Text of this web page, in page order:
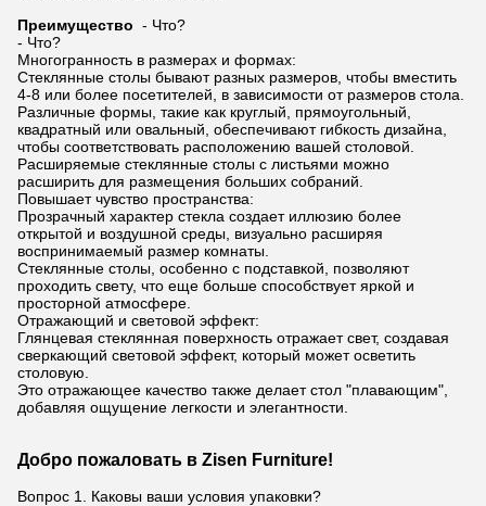
Преимущество - Что?
- Что?
Многогранность в размерах и формах:
Стеклянные столы бывают разных размеров, чтобы вместить
4-8 или более посетителей, в зависимости от размеров стола.
Различные формы, такие как круглый, прямоугольный,
квадратный или овальный, обеспечивают гибкость дизайна,
чтобы соответствовать расположению вашей столовой.
Расширяемые стеклянные столы с листьями можно
расширить для размещения больших собраний.
Повышает чувство пространства:
Прозрачный характер стекла создает иллюзию более
открытой и воздушной среды, визуально расширяя
воспринимаемый размер комнаты.
Стеклянные столы, особенно с подставкой, позволяют
проходить свету, что еще больше способствует яркой и
просторной атмосфере.
Отражающий и световой эффект:
Глянцевая стеклянная поверхность отражает свет, создавая
сверкающий световой эффект, который может осветить
столовую.
Это отражающее качество также делает стол "плавающим",
добавляя ощущение легкости и элегантности.
Добро пожаловать в Zisen Furniture!
Вопрос 1. Каковы ваши условия упаковки?